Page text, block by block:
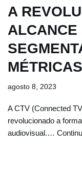
A
ALCANCE
agosto 8, 2023
A CTV (Connected
revolucionado a
audiovisual.…